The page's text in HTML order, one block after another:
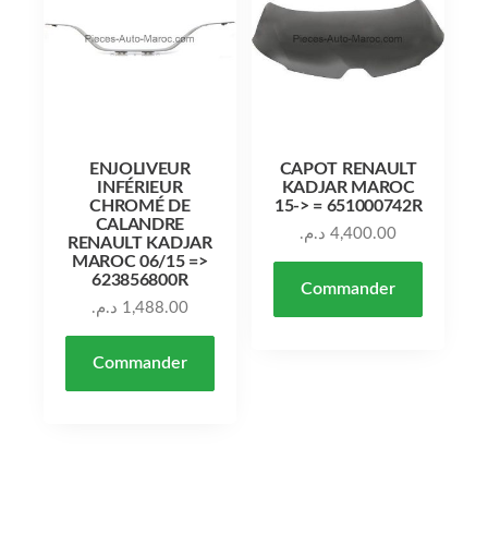
ENJOLIVEUR
INFÉRIEUR
CHROMÉ DE
CALANDRE
RENAULT KADJAR
MAROC 06/15 =>
623856800R
1,488.00 د.م.
Commander
CAPOT RENAULT
KADJAR MAROC
15-> = 651000742R
4,400.00 د.م.
Commander